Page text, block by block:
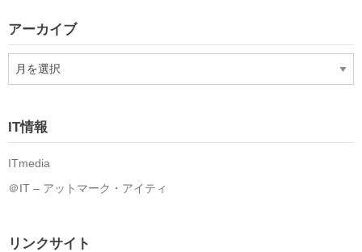
アーカイブ
ー
IT情報
ITmedia
＠IT – アットマーク・アイティ
リンクサイト